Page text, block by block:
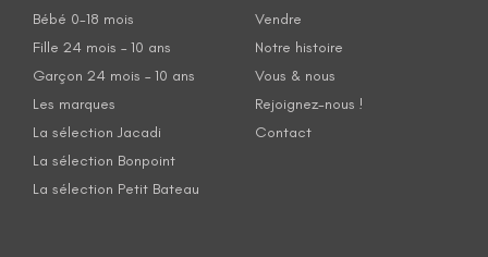
Bébé 0-18 mois
Fille 24 mois – 10 ans
Garçon 24 mois – 10 ans
Les marques
La sélection Jacadi
La sélection Bonpoint
La sélection Petit Bateau
Vendre
Notre histoire
Vous & nous
Rejoignez-nous !
Contact